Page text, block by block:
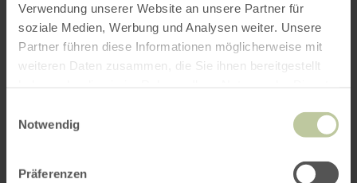
Verwendung unserer Website an unsere Partner für
soziale Medien, Werbung und Analysen weiter. Unsere
Partner führen diese Informationen möglicherweise mit
weiteren Daten zusammen, die Sie ihnen bereitgestellt
Notwendig
Präferenzen
Weitere Veranstaltungen